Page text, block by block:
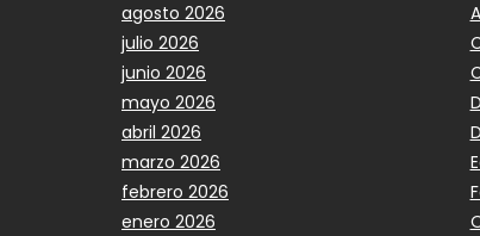
agosto 2026
julio 2026
junio 2026
mayo 2026
abril 2026
marzo 2026
febrero 2026
enero 2026